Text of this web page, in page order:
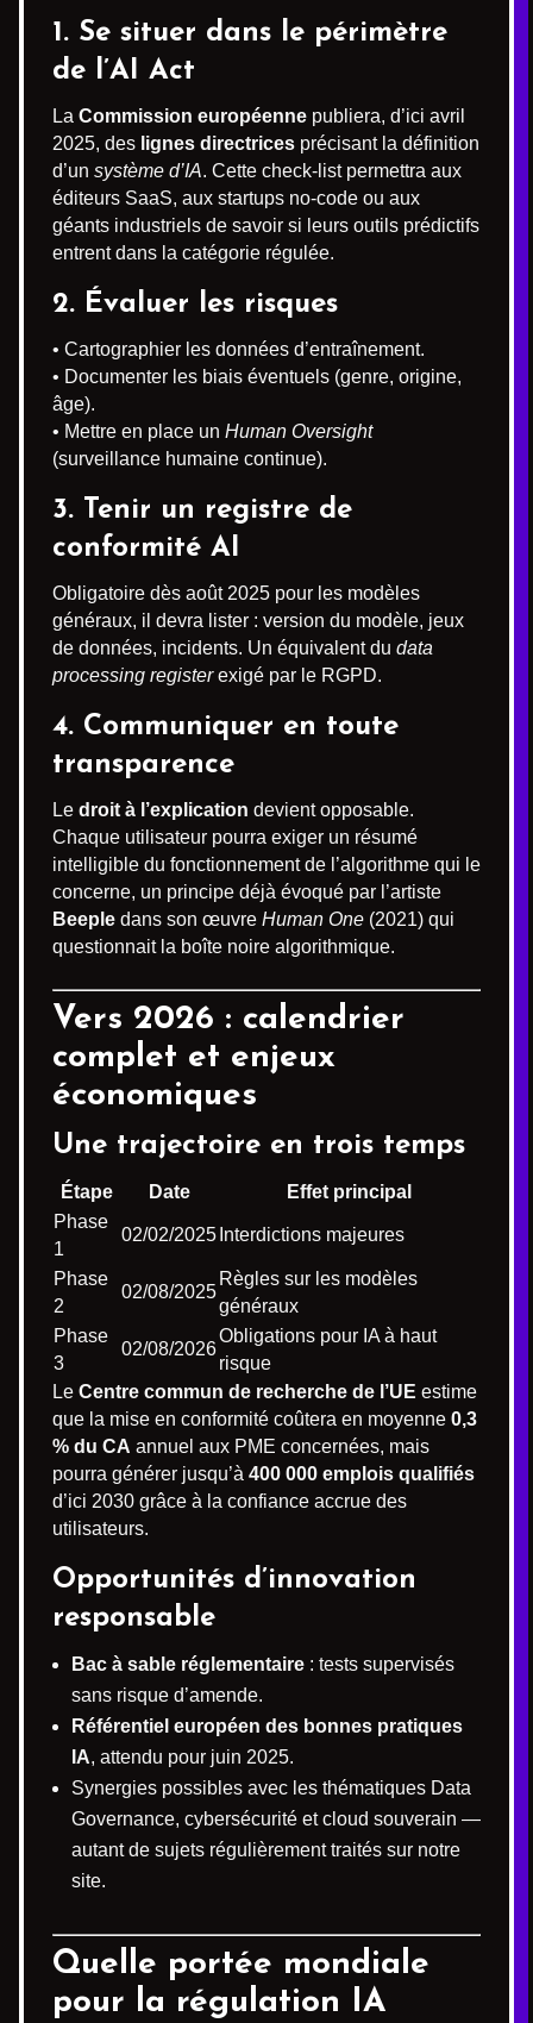
1. Se situer dans le périmètre
de l’AI Act
La Commission européenne publiera, d’ici avril
2025, des lignes directrices précisant la définition
d’un système d’IA. Cette check-list permettra aux
éditeurs SaaS, aux startups no-code ou aux
géants industriels de savoir si leurs outils prédictifs
entrent dans la catégorie régulée.
2. Évaluer les risques
• Cartographier les données d’entraînement.
• Documenter les biais éventuels (genre, origine,
âge).
• Mettre en place un Human Oversight
(surveillance humaine continue).
3. Tenir un registre de
conformité AI
Obligatoire dès août 2025 pour les modèles
généraux, il devra lister : version du modèle, jeux
de données, incidents. Un équivalent du data
processing registerexigé par le RGPD.
4. Communiquer en toute
transparence
Le droit à l’explication devient opposable.
Chaque utilisateur pourra exiger un résumé
intelligible du fonctionnement de l’algorithme qui le
concerne, un principe déjà évoqué par l’artiste
Beeple dans son œuvre Human One (2021) qui
questionnait la boîte noire algorithmique.
Vers 2026 : calendrier
complet et enjeux
économiques
Une trajectoire en trois temps
Étape Date
Effet principal
Phase
1
02/02/2025 Interdictions majeures
Phase
2
02/08/2025
Règles sur les modèles
généraux
Phase
3
02/08/2026
Obligations pour IA à haut
risque
Le Centre commun de recherche de l’UE estime
que la mise en conformité coûtera en moyenne 0,3
% du CA annuel aux PME concernées, mais
pourra générer jusqu’à 400 000 emplois qualifiés
d’ici 2030 grâce à la confiance accrue des
utilisateurs.
Opportunités d’innovation
responsable
Bac à sable réglementaire : tests supervisés
sans risque d’amende.
Référentiel européen des bonnes pratiques
IA, attendu pour juin 2025.
Synergies possibles avec les thématiques Data
Governance, cybersécurité et cloud souverain —
autant de sujets régulièrement traités sur notre
site.
Quelle portée mondiale
pour la régulation IA